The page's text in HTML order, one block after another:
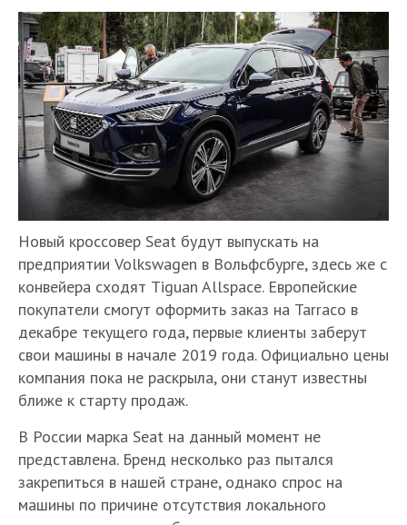
Новый кроссовер Seat будут выпускать на
предприятии Volkswagen в Вольфсбурге, здесь же с
конвейера сходят Tiguan Allspace. Европейские
покупатели смогут оформить заказ на Tarraco в
декабре текущего года, первые клиенты заберут
свои машины в начале 2019 года. Официально цены
компания пока не раскрыла, они станут известны
ближе к старту продаж.
В России марка Seat на данный момент не
представлена. Бренд несколько раз пытался
закрепиться в нашей стране, однако спрос на
машины по причине отсутствия локального